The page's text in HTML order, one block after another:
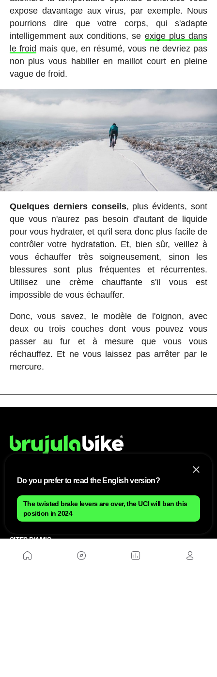
expose davantage aux virus, par exemple. Nous
pourrions dire que votre corps, qui s'adapte
intelligemment aux conditions, se exige plus dans
le froid mais que, en résumé, vous ne devriez pas
non plus vous habiller en maillot court en pleine
vague de froid.
Quelques derniers conseils, plus évidents, sont
que vous n'aurez pas besoin d'autant de liquide
pour vous hydrater, et qu'il sera donc plus facile de
contrôler votre hydratation. Et, bien sûr, veillez à
vous échauffer très soigneusement, sinon les
blessures sont plus fréquentes et récurrentes.
Utilisez une crème chauffante s'il vous est
impossible de vous échauffer.
Donc, vous savez, le modèle de l'oignon, avec
deux ou trois couches dont vous pouvez vous
passer au fur et à mesure que vous vous
réchauffez. Et ne vous laissez pas arrêter par le
mercure.
NOUS
Plan du site
Contact
Travailler avec nous
SITES D'AMIS
MusickMag
Do you prefer to read the English version?
The twisted brake levers are over, the UCI will ban this
position in 2024